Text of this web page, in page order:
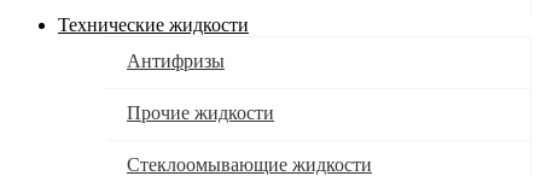
Технические жидкости
Антифризы
Прочие жидкости
Стеклоомывающие жидкости